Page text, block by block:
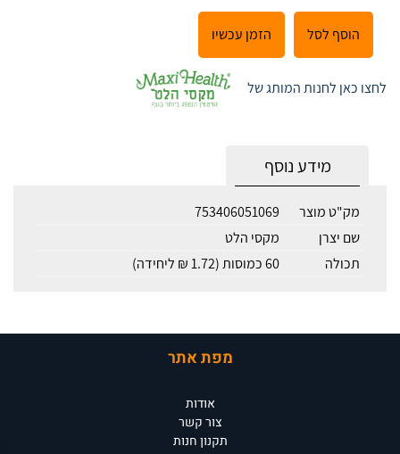
הוסף לסל הזמן עכשיו
לחצו כאן לחנות המותג של
מידע נוסף
מק"ט מוצר
753406051069
שם יצרן
מקסי הלט
תכולה
60 כמוסות (1.72 ₪ ליחידה)
מפת אתר
אודות
צור קשר
תקנון חנות